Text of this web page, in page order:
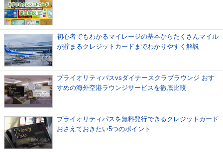
初心者でもわかるマイレージの基本からたくさんマイル
が貯まるクレジットカードまでわかりやすく解説
プライオリティパスvsダイナースクラブラウンジ おす
すめの海外空港ラウンジサービスを徹底比較
プライオリティパスを無料発行できるクレジットカード
おさえておきたい5つのポイント